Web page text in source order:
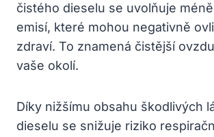
čistého dieselu se uvolňuje
emisí, které mohou negativně
zdraví. To znamená čistější
vaše okolí.
Díky nižšímu obsahu škodlivých
dieselu se snižuje riziko